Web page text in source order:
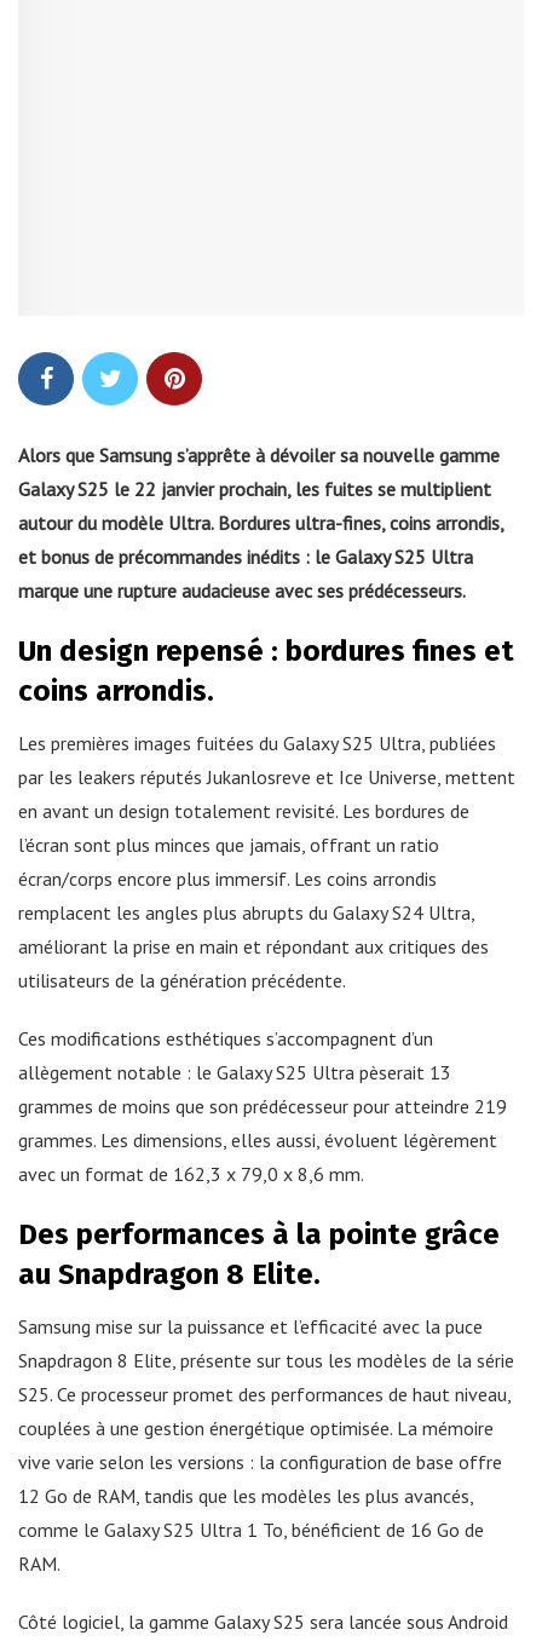
Alors que Samsung s’apprête à dévoiler sa nouvelle gamme
Galaxy S25 le 22 janvier prochain, les fuites se multiplient
autour du modèle Ultra. Bordures ultra-fines, coins arrondis,
et bonus de précommandes inédits : le Galaxy S25 Ultra
marque une rupture audacieuse avec ses prédécesseurs.
Un design repensé : bordures fines et
coins arrondis.
Les premières images fuitées du Galaxy S25 Ultra, publiées
par les leakers réputés Jukanlosreve et Ice Universe, mettent
en avant un design totalement revisité. Les bordures de
l’écran sont plus minces que jamais, offrant un ratio
écran/corps encore plus immersif. Les coins arrondis
remplacent les angles plus abrupts du Galaxy S24 Ultra,
améliorant la prise en main et répondant aux critiques des
utilisateurs de la génération précédente.
Ces modifications esthétiques s’accompagnent d’un
allègement notable : le Galaxy S25 Ultra pèserait 13
grammes de moins que son prédécesseur pour atteindre 219
grammes. Les dimensions, elles aussi, évoluent légèrement
avec un format de 162,3 x 79,0 x 8,6 mm.
Des performances à la pointe grâce
au Snapdragon 8 Elite.
Samsung mise sur la puissance et l’efficacité avec la puce
Snapdragon 8 Elite, présente sur tous les modèles de la série
S25. Ce processeur promet des performances de haut niveau,
couplées à une gestion énergétique optimisée. La mémoire
vive varie selon les versions : la configuration de base offre
12 Go de RAM, tandis que les modèles les plus avancés,
comme le Galaxy S25 Ultra 1 To, bénéficient de 16 Go de
RAM.
Côté logiciel, la gamme Galaxy S25 sera lancée sous Android